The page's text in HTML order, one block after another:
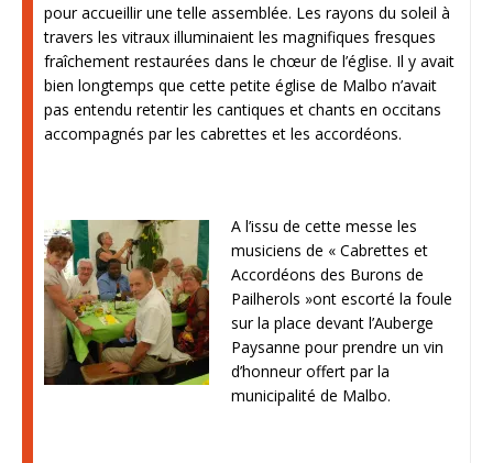
pour accueillir une telle assemblée. Les rayons du soleil à
travers les vitraux illuminaient les magnifiques fresques
fraîchement restaurées dans le chœur de l’église. Il y avait
bien longtemps que cette petite église de Malbo n’avait
pas entendu retentir les cantiques et chants en occitans
accompagnés par les cabrettes et les accordéons.
A l’issu de cette messe les
musiciens de « Cabrettes et
Accordéons des Burons de
Pailherols »ont escorté la foule
sur la place devant l’Auberge
Paysanne pour prendre un vin
d’honneur offert par la
municipalité de Malbo.